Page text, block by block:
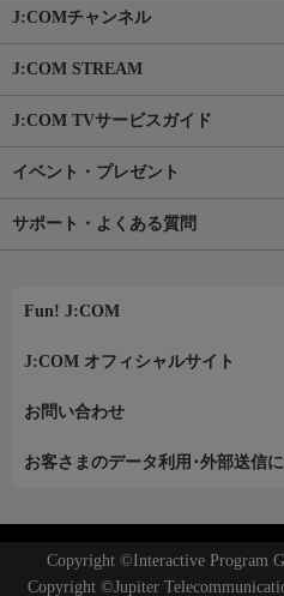
J:COMチャンネル
J:COM STREAM
J:COM TVサービスガイド
イベント・プレゼント
サポート・よくある質問
Fun! J:COM
J:COM オフィシャルサイト
お問い合わせ
お客さまのデータ利用･外部送信
Copyright ©Interactive Program
Copyright ©Jupiter